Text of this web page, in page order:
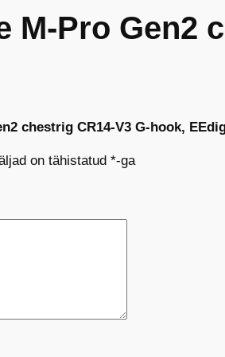
M-Pro Gen2
chestrig CR14-V3 G-hook,
on tähistatud *-ga